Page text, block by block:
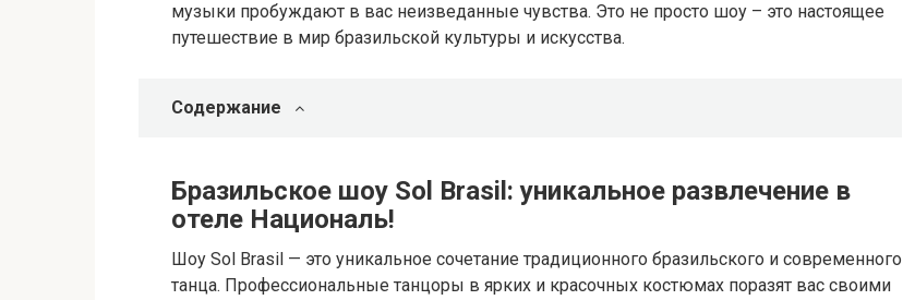
музыки пробуждают в вас неизведанные чувства. Это не просто шоу – это настоящее
путешествие в мир бразильской культуры и искусства.
Содержание
Бразильское шоу Sol Brasil: уникальное развлечение в
отеле Националь!
Шоу Sol Brasil — это уникальное сочетание традиционного бразильского и современного
танца. Профессиональные танцоры в ярких и красочных костюмах поразят вас своими